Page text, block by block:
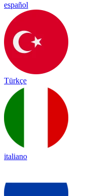
español
Türkçe
italiano